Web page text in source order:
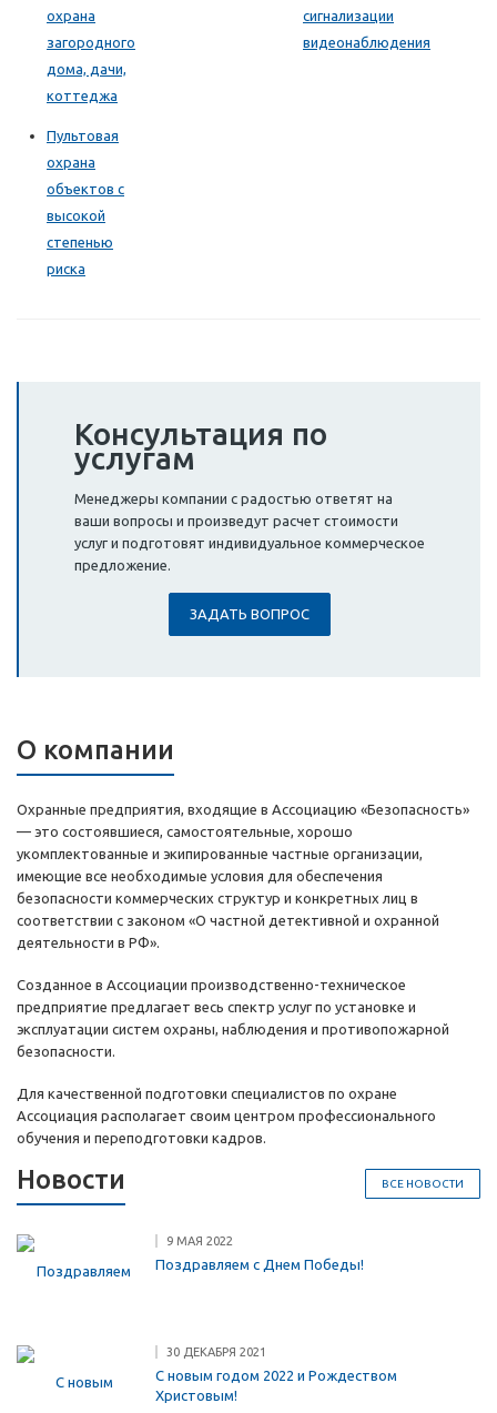
охрана
загородного
дома, дачи,
коттеджа
сигнализации
видеонаблюдения
Пультовая
охрана
объектов с
высокой
степенью
риска
Консультация по
услугам
Менеджеры компании с радостью ответят на
ваши вопросы и произведут расчет стоимости
услуг и подготовят индивидуальное коммерческое
предложение.
ЗАДАТЬ ВОПРОС
О компании
Охранные предприятия, входящие в Ассоциацию «Безопасность»
— это состоявшиеся, самостоятельные, хорошо
укомплектованные и экипированные частные организации,
имеющие все необходимые условия для обеспечения
безопасности коммерческих структур и конкретных лиц в
соответствии с законом «О частной детективной и охранной
деятельности в РФ».
Созданное в Ассоциации производственно-техническое
предприятие предлагает весь спектр услуг по установке и
эксплуатации систем охраны, наблюдения и противопожарной
безопасности.
Для качественной подготовки специалистов по охране
Ассоциация располагает своим центром профессионального
обучения и переподготовки кадров.
ВСЕ НОВОСТИ
Новости
9 МАЯ 2022
Поздравляем с Днем Победы!
30 ДЕКАБРЯ 2021
С новым годом 2022 и Рождеством
Христовым!